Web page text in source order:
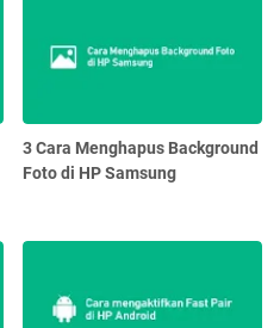
3 Cara Menghapus Background
Foto di HP Samsung